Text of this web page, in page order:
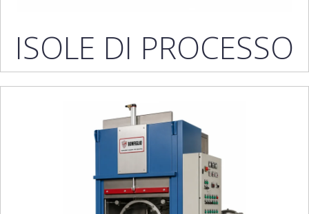
ISOLE DI PROCESSO